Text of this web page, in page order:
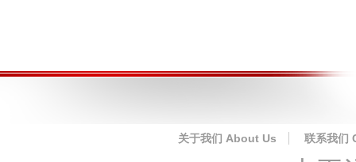
关于我们 About Us 联系我们